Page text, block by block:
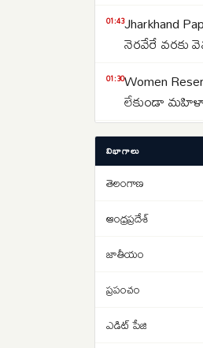
01:43Jharkhand
నెరవేరే వరకు
01:30Women
లేకుండా
చేయాలి..
01:13Strait of
తెరవాలంటే
పడాల్సిందే
ఇరాన్ యుద్ధం
ట్రంప్‌కు
విభాగాలు
తెలంగాణ
ఆంధ్రప్రదేశ్
జాతీయం
ప్రపంచం
ఎడిట్ పేజి